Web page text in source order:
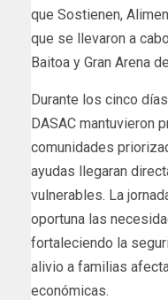
que Sostienen,
que se llevaron a
Baitoa y Gran Arena
Durante los cinco
DASAC mantuvieron
comunidades
ayudas llegaran
vulnerables. La
oportuna las
fortaleciendo la
alivio a familias
económicas.